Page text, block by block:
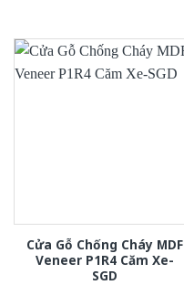
Cửa Gỗ Chống Cháy MDF
Veneer P1R4 Căm Xe-
SGD